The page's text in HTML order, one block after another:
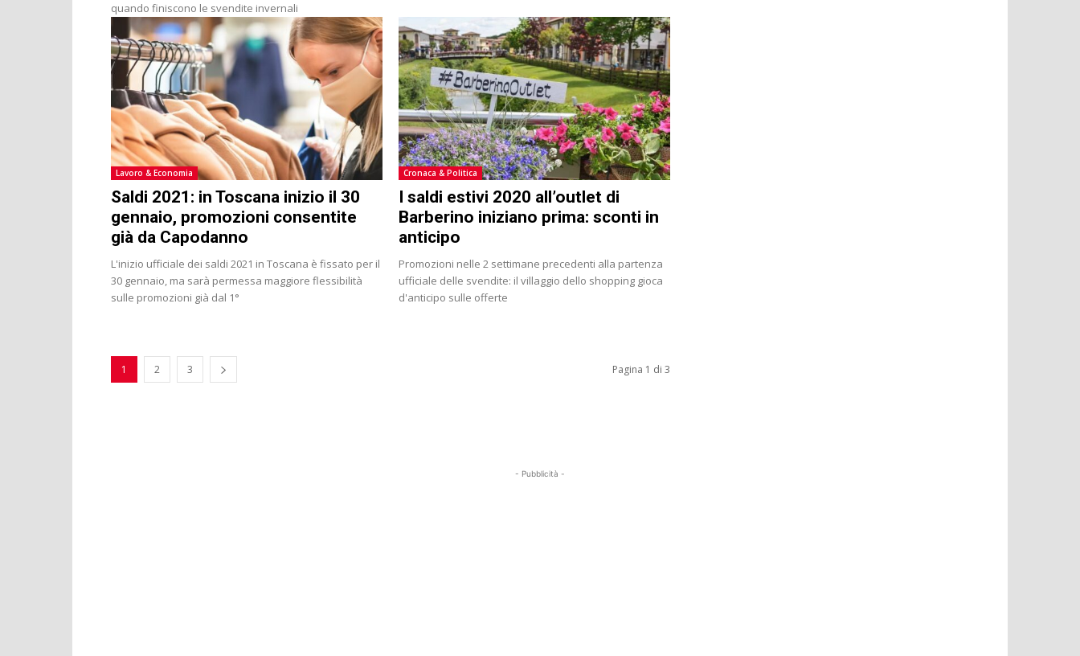
quando finiscono le svendite invernali
Lavoro & Economia
Saldi 2021: in Toscana inizio il 30
gennaio, promozioni consentite
già da Capodanno
L'inizio ufficiale dei saldi 2021 in Toscana è fissato per il
30 gennaio, ma sarà permessa maggiore flessibilità
sulle promozioni già dal 1°
Cronaca & Politica
I saldi estivi 2020 all’outlet di
Barberino iniziano prima: sconti in
anticipo
Promozioni nelle 2 settimane precedenti alla partenza
ufficiale delle svendite: il villaggio dello shopping gioca
d'anticipo sulle offerte
1 2 3 Pagina 1 di 3
- Pubblicità -